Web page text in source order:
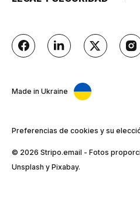
Made in Ukraine
Preferencias de cookies y su
© 2026 Stripо.email - Fotos
Unsplash y Pixabay.